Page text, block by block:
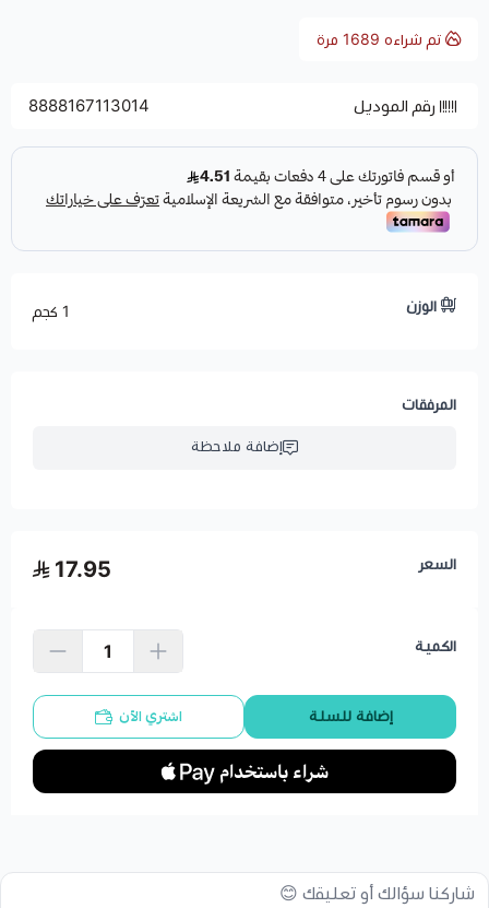
تم شراءه 1689 مرة
رقم الموديل 8888167113014
الوزن 1 كجم
المرفقات
إضافة ملاحظة
السعر 17.95
الكمية
إضافة للسلة اشتري الآن